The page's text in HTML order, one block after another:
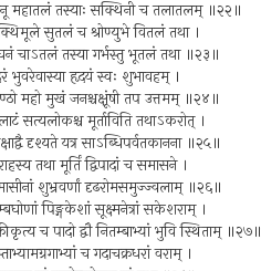
महातलं तस्याः सक्थिनी च तलातलम् ॥२२॥
सुतलं च श्रोण्युभे वितलं तथा ।
चाऽतलं तस्या गर्भस्तु भूतलं तथा ॥२३॥
भुवरेवास्या हृदयं स्वः शुभावहम् ।
महो मुखं जनश्चक्षूंषी तप उत्तमम् ॥२४॥
सत्यलोकश्च मूर्ताविति तथाऽकरोत् ।
दृश्यते यत्र साऽब्धिपर्वतकानना ॥२५॥
तथा मूर्तिं द्विपादां च समासने ।
शुभ्रवर्णां दृढरोमसमुज्ज्वलाम् ॥२६॥
पिङ्गकेशां सूक्ष्मनेत्रां सकेशराम् ।
च पादो द्वौ नितम्बाभ्यां भुवि स्थिताम् ॥२७॥
च गदाचक्रधरां वराम् ।